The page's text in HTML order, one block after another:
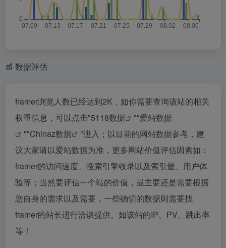
数据评估
framer浏览人数已经达到2K，如你需要查询该站的相关
权重信息，可以点击"5118数据 ""爱站数据
""Chinaz数据
"进入；以目前的网站数据参考，建
议大家请以爱站数据为准，更多网站价值评估因素如：
framer的访问速度、搜索引擎收录以及索引量、用户体
验等；当然要评估一个站的价值，最主要还是需要根据
您自身的需求以及需要，一些确切的数据则需要找
framer的站长进行洽谈提供。如该站的IP、PV、跳出率
等！